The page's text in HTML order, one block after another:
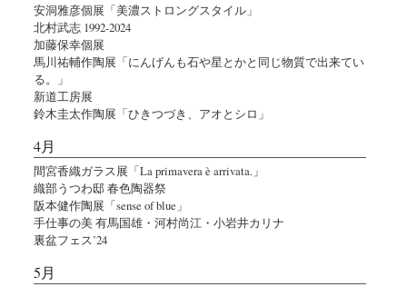
安洞雅彦個展「美濃ストロングスタイル」
北村武志 1992-2024
加藤保幸個展
馬川祐輔作陶展「にんげんも石や星とかと同じ物質で出来てい
る。」
新道工房展
鈴木圭太作陶展「ひきつづき、アオとシロ」
4月
間宮香織ガラス展「La primavera è arrivata.」
織部うつわ邸 春色陶器祭
阪本健作陶展「sense of blue」
手仕事の美 有馬国雄・河村尚江・小岩井カリナ
裏盆フェス’24
5月